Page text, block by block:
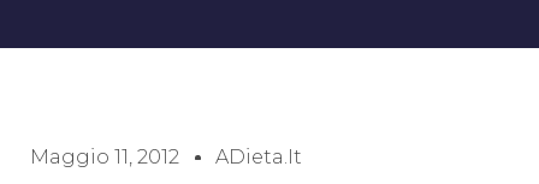
Maggio 11, 2012 ADieta.it